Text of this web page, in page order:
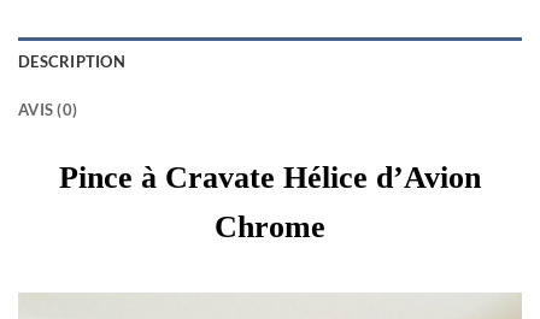
DESCRIPTION
AVIS (0)
Pince à Cravate Hélice d’Avion
Chrome